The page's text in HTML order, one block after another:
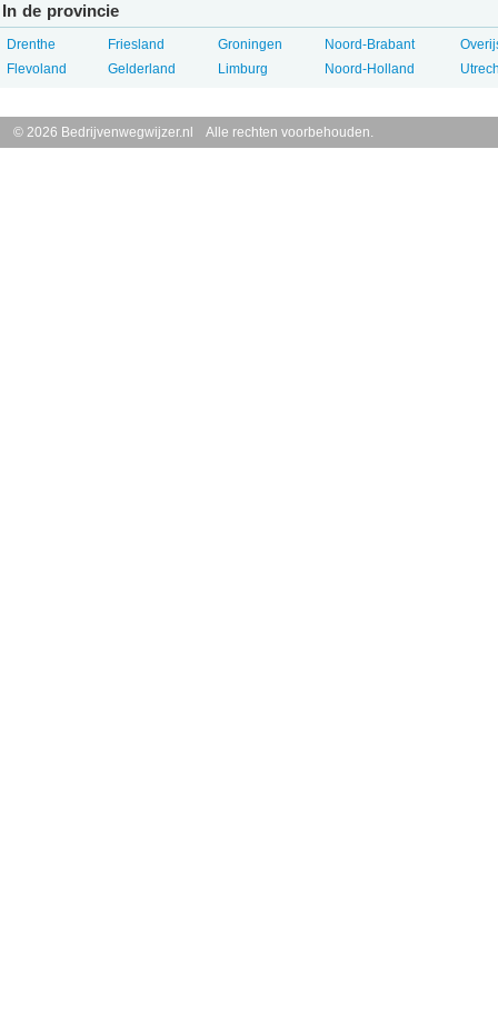
In de provincie
Drenthe
Flevoland
Friesland
Gelderland
Groningen
Limburg
Noord-Brabant
Noord-Holland
© 2026 Bedrijvenwegwijzer.nl Alle rechten voorbehouden.